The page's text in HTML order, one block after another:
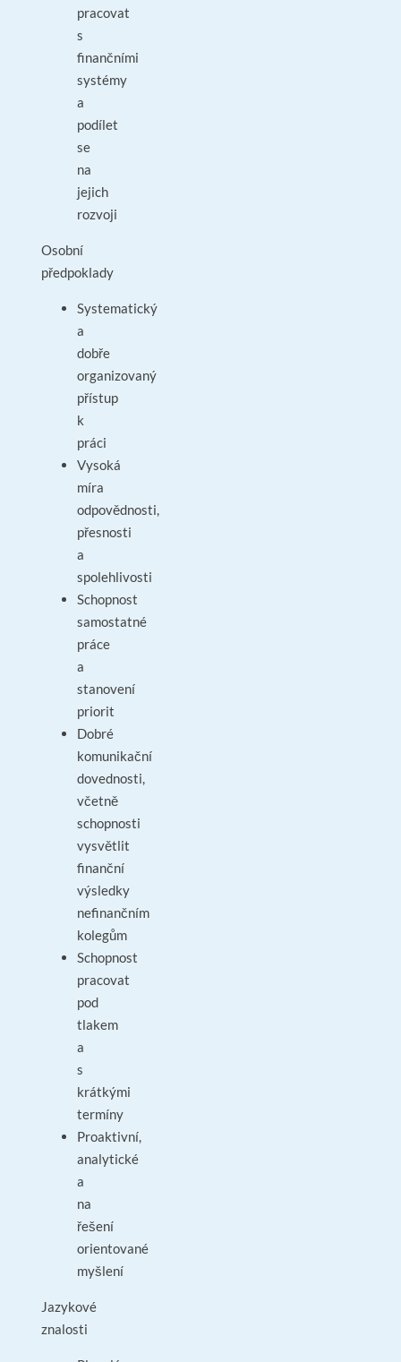
pracovat
s
finančními
systémy
a
podílet
se
na
jejich
rozvoji
Osobní
předpoklady
Systematický
a
dobře
organizovaný
přístup
k
práci
Vysoká
míra
odpovědnosti,
přesnosti
a
spolehlivosti
Schopnost
samostatné
práce
a
stanovení
priorit
Dobré
komunikační
dovednosti,
včetně
schopnosti
vysvětlit
finanční
výsledky
nefinančním
kolegům
Schopnost
pracovat
pod
tlakem
a
s
krátkými
termíny
Proaktivní,
analytické
a
na
řešení
orientované
myšlení
Jazykové
znalosti